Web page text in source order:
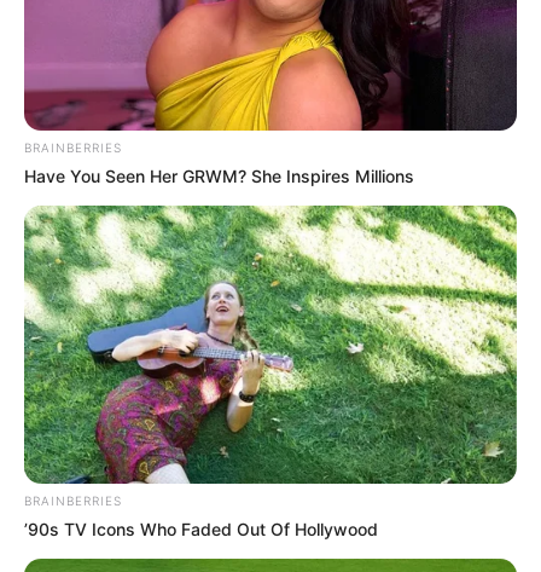
BRAINBERRIES
Have You Seen Her GRWM? She Inspires Millions
BRAINBERRIES
’90s TV Icons Who Faded Out Of Hollywood